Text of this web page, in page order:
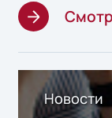
Новости